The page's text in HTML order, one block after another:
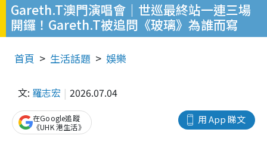
Gareth.T澳門演唱會｜世巡最終站一連三場
開鑼！Gareth.T被追問《玻璃》為誰而寫
首頁 生活話題 娛樂
文: 羅志宏 2026.07.04
用 App 睇文
在Google追蹤
《UHK 港生活》